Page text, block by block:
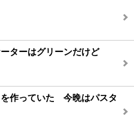
ターはグリーンだけど
作っていた 今晩はパスタ